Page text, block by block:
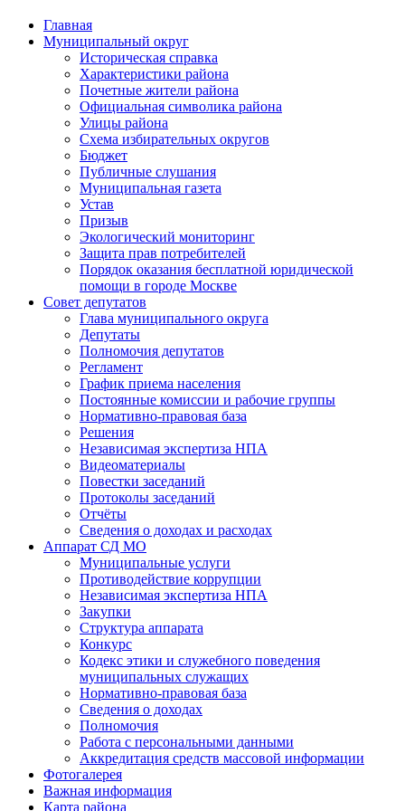
Главная
Муниципальный округ
Историческая справка
Характеристики района
Почетные жители района
Официальная символика района
Улицы района
Схема избирательных округов
Бюджет
Публичные слушания
Муниципальная газета
Устав
Призыв
Экологический мониторинг
Защита прав потребителей
Порядок оказания бесплатной юридической
помощи в городе Москве
Совет депутатов
Глава муниципального округа
Депутаты
Полномочия депутатов
Регламент
График приема населения
Постоянные комиссии и рабочие группы
Нормативно-правовая база
Решения
Независимая экспертиза НПА
Видеоматериалы
Повестки заседаний
Протоколы заседаний
Отчёты
Сведения о доходах и расходах
Аппарат СД МО
Муниципальные услуги
Противодействие коррупции
Независимая экспертиза НПА
Закупки
Структура аппарата
Конкурс
Кодекс этики и служебного поведения
муниципальных служащих
Нормативно-правовая база
Сведения о доходах
Полномочия
Работа с персональными данными
Аккредитация средств массовой информации
Фотогалерея
Важная информация
Карта района